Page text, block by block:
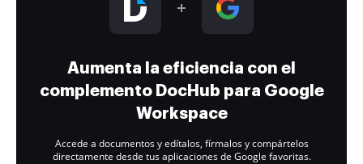
Aumenta la eficiencia con el
complemento DocHub para Google
Workspace
Accede a documentos y edítalos, fírmalos y compártelos
directamente desde tus aplicaciones de Google favoritas.